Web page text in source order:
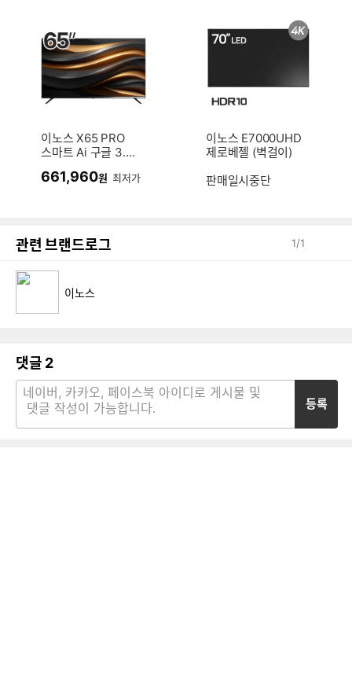
이노스 X65 PRO
스마트 Ai 구글 3.0
661,960원 최저가
이노스 E7000UHD
제로베젤 (벽걸이)
판매일시중단
관련 브랜드로그 1/1
이노스
댓글 2
등록